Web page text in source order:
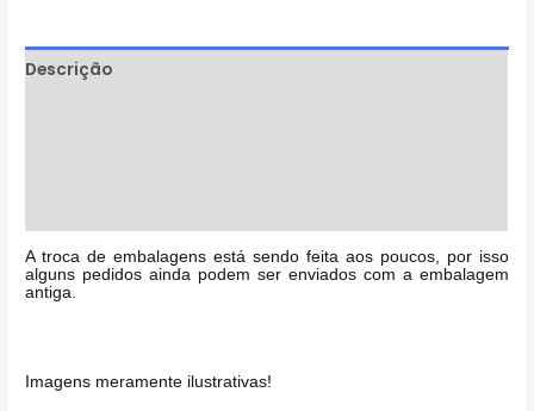
Descrição
A troca de embalagens está sendo feita aos poucos, por isso
alguns pedidos ainda podem ser enviados com a embalagem
antiga.
Imagens meramente ilustrativas!